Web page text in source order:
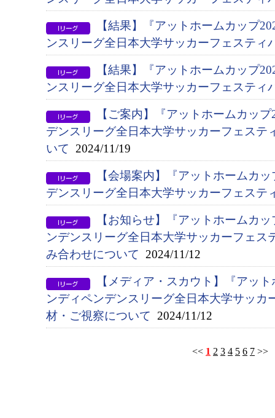
【結果】『アットホームカップ
ンスリーグ全日本大学サッカーフェスティ
【結果】『アットホームカップ
ンスリーグ全日本大学サッカーフェスティ
【ご案内】『アットホームカッ
デンスリーグ全日本大学サッカーフェステ
いて 2024/11/19
【会場案内】『アットホームカ
デンスリーグ全日本大学サッカーフェステ
【お知らせ】『アットホームカ
ンデンスリーグ全日本大学サッカーフェス
み合わせについて 2024/11/12
【メディア・スカウト】『アッ
ンディペンデンスリーグ全日本大学サッカ
材・ご視察について 2024/11/12
<< 1 2 3 4 5 6 7 >>